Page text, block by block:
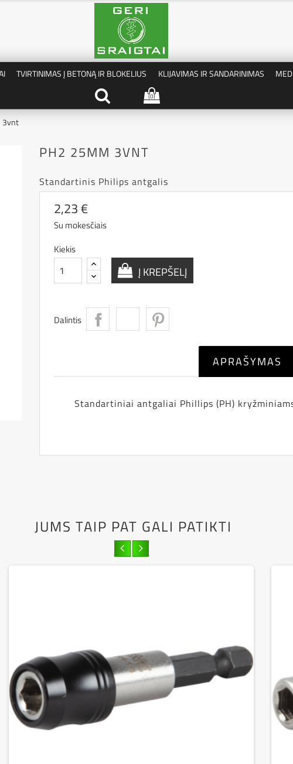
TVIRTINIMAS Į BETONĄ IR BLOKELIUS KLIJAVIMAS IR SANDARINIMAS
(0)
3vnt
PH2 25MM 3VNT
Standartinis Philips antgalis
2,23 €
Su mokesčiais
Kiekis
Į KREPŠELĮ
Dalintis
APRAŠYMAS
Standartiniai antgaliai Phillips (PH)
JUMS TAIP PAT GALI PATIKTI